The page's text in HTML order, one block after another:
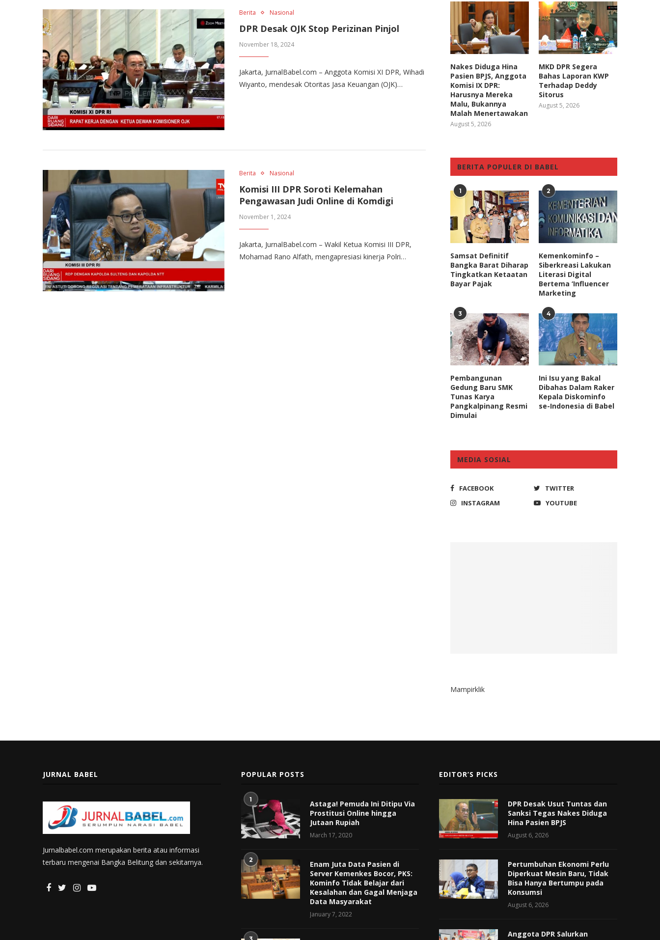
Berita Nasional
DPR Desak OJK Stop Perizinan Pinjol
November 18, 2024
Jakarta, JurnalBabel.com – Anggota Komisi XI DPR, Wihadi
Wiyanto, mendesak Otoritas Jasa Keuangan (OJK)…
Berita Nasional
Komisi III DPR Soroti Kelemahan
Pengawasan Judi Online di Komdigi
November 1, 2024
Jakarta, JurnalBabel.com – Wakil Ketua Komisi III DPR,
Mohamad Rano Alfath, mengapresiasi kinerja Polri…
Nakes Diduga Hina
Pasien BPJS, Anggota
Komisi IX DPR:
Harusnya Mereka
Malu, Bukannya
Malah Menertawakan
August 5, 2026
MKD DPR Segera
Bahas Laporan KWP
Terhadap Deddy
Sitorus
August 5, 2026
BERITA POPULER DI BABEL
1
Samsat Definitif
Bangka Barat Diharap
Tingkatkan Ketaatan
Bayar Pajak
2
Kemenkominfo –
Siberkreasi Lakukan
Literasi Digital
Bertema ‘Influencer
Marketing
3
Pembangunan
Gedung Baru SMK
Tunas Karya
Pangkalpinang Resmi
Dimulai
4
Ini Isu yang Bakal
Dibahas Dalam Raker
Kepala Diskominfo
se-Indonesia di Babel
MEDIA SOSIAL
FACEBOOK
TWITTER
INSTAGRAM
YOUTUBE
Mampirklik
JURNAL BABEL
Jurnalbabel.com merupakan berita atau informasi
terbaru mengenai Bangka Belitung dan sekitarnya.
POPULAR POSTS
1
Astaga! Pemuda Ini Ditipu Via
Prostitusi Online hingga
Jutaan Rupiah
March 17, 2020
2
Enam Juta Data Pasien di
Server Kemenkes Bocor, PKS:
Kominfo Tidak Belajar dari
Kesalahan dan Gagal Menjaga
Data Masyarakat
January 7, 2022
EDITOR’S PICKS
DPR Desak Usut Tuntas dan
Sanksi Tegas Nakes Diduga
Hina Pasien BPJS
August 6, 2026
Pertumbuhan Ekonomi Perlu
Diperkuat Mesin Baru, Tidak
Bisa Hanya Bertumpu pada
Konsumsi
August 6, 2026
Anggota DPR Salurkan